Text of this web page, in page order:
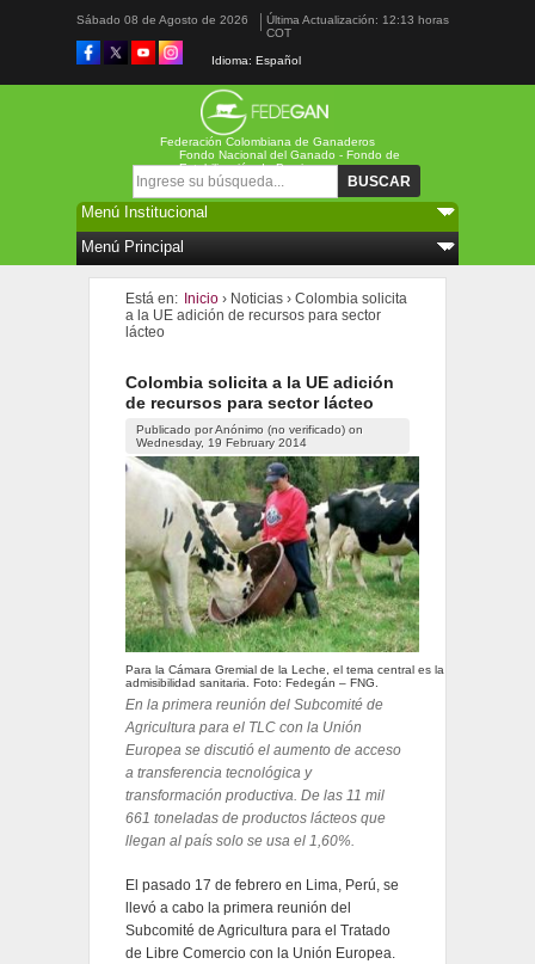
Sábado 08 de Agosto de 2026
Última Actualización: 12:13 horas
COT
Idioma: Español
Federación Colombiana de Ganaderos
Formulario de búsqueda
Fondo Nacional del Ganado - Fondo de
Estabilización de Precios
Está en: Inicio › Noticias › Colombia solicita
a la UE adición de recursos para sector
lácteo
Colombia solicita a la UE adición
de recursos para sector lácteo
Publicado porAnónimo (no verificado)on
Wednesday, 19 February 2014
Para la Cámara Gremial de la Leche, el tema central es la
admisibilidad sanitaria. Foto: Fedegán – FNG.
En la primera reunión del Subcomité de
Agricultura para el TLC con la Unión
Europea se discutió el aumento de acceso
a transferencia tecnológica y
transformación productiva. De las 11 mil
661 toneladas de productos lácteos que
llegan al país solo se usa el 1,60%.
El pasado 17 de febrero en Lima, Perú, se
llevó a cabo la primera reunión del
Subcomité de Agricultura para el Tratado
de Libre Comercio con la Unión Europea.